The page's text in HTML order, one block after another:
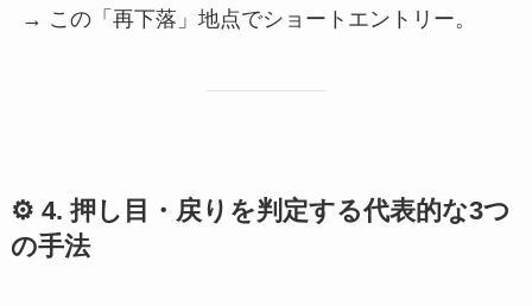
→ この「再下落」地点でショートエントリー。
⚙️ 4. 押し目・戻りを判定する代表的な3つ
の手法